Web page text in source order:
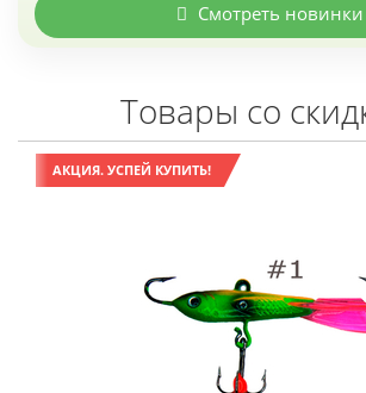
Смотреть новинки
Товары со
АКЦИЯ. УСПЕЙ КУПИТЬ!